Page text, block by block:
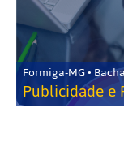
Formiga-MG •
Publicidade e